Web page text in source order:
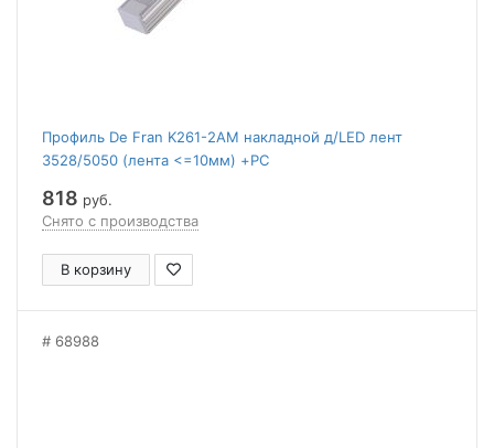
Профиль De Fran K261-2AM накладной д/LED лент
3528/5050 (лента <=10мм) +PC
818 руб.
Снято с производства
В корзину
68988